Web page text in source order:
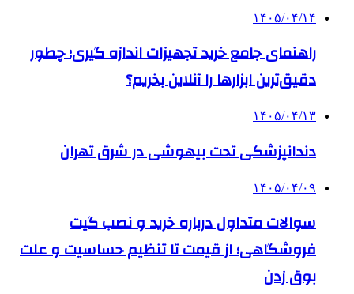
۱۴۰۵/۰۴/۱۴
راهنمای جامع خرید تجهیزات اندازه گیری؛ چطور
دقیق‌ترین ابزارها را آنلاین بخریم؟
۱۴۰۵/۰۴/۱۳
دندانپزشکی تحت بیهوشی در شرق تهران
۱۴۰۵/۰۴/۰۹
سوالات متداول درباره خرید و نصب گیت
فروشگاهی؛ از قیمت تا تنظیم حساسیت و علت
بوق زدن